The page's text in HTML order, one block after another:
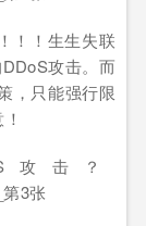
！！生生失联
攻击。而
，只能强行限